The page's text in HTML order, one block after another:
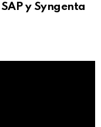
y Syngenta